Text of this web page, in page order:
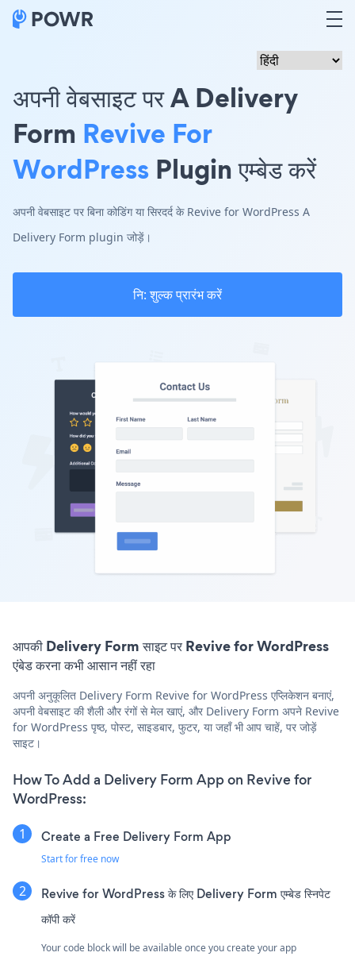
अपनी वेबसाइट पर A Delivery
Form Revive For
WordPress Plugin एम्बेड करें
अपनी वेबसाइट पर बिना कोडिंग या सिरदर्द के Revive for WordPress A
Delivery Form plugin जोड़ें।
नि: शुल्क प्रारंभ करें
आपकी Delivery Form साइट पर Revive for WordPress
एंबेड करना कभी आसान नहीं रहा
अपनी अनुकूलित Delivery Form Revive for WordPress एप्लिकेशन बनाएं,
अपनी वेबसाइट की शैली और रंगों से मेल खाएं, और Delivery Form अपने Revive
for WordPress पृष्ठ, पोस्ट, साइडबार, फुटर, या जहाँ भी आप चाहें, पर जोड़ें
साइट।
How To Add a Delivery Form App on Revive for
WordPress:
Create a Free Delivery Form App
Start for free now
Revive for WordPress के लिए Delivery Form एम्बेड स्निपेट
कॉपी करें
Your code block will be available once you create your app